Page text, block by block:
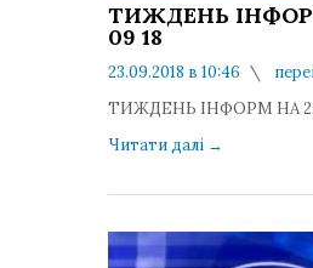
ТИЖДЕНЬ
09 18
23.09.2018 в 10:46
ТИЖДЕНЬ ІНФОРМ НА 22
Читати далі →